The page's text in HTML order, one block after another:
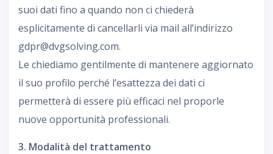
suoi dati fino a quando non ci chiederà
esplicitamente di cancellarli via mail all’indirizzo
gdpr@dvgsolving.com.
Le chiediamo gentilmente di mantenere aggiornato
il suo profilo perché l’esattezza dei dati ci
permetterà di essere più efficaci nel proporle
nuove opportunità professionali.
3. Modalità del trattamento